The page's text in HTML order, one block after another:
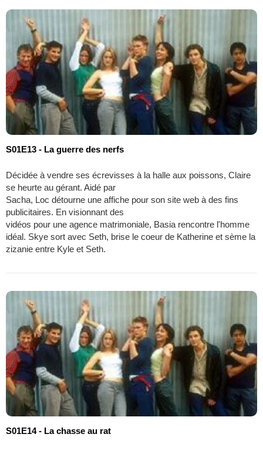
S01E13 - La guerre des nerfs
Décidée à vendre ses écrevisses à la halle aux poissons, Claire
se heurte au gérant. Aidé par
Sacha, Loc détourne une affiche pour son site web à des fins
publicitaires. En visionnant des
vidéos pour une agence matrimoniale, Basia rencontre l'homme
idéal. Skye sort avec Seth, brise le coeur de Katherine et sème la
zizanie entre Kyle et Seth.
S01E14 - La chasse au rat